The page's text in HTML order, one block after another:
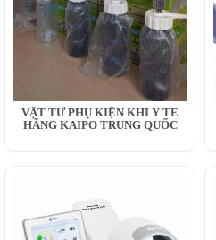
VẬT TƯ PHỤ KIỆN KHÍ Y TẾ
HÃNG KAIPO TRUNG QUỐC